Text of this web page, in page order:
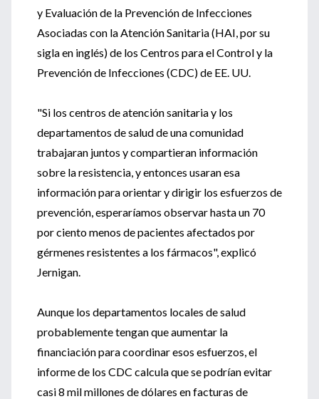
y Evaluación de la Prevención de Infecciones
Asociadas con la Atención Sanitaria (HAI, por su
sigla en inglés) de los Centros para el Control y la
Prevención de Infecciones (CDC) de EE. UU.
"Si los centros de atención sanitaria y los
departamentos de salud de una comunidad
trabajaran juntos y compartieran información
sobre la resistencia, y entonces usaran esa
información para orientar y dirigir los esfuerzos de
prevención, esperaríamos observar hasta un 70
por ciento menos de pacientes afectados por
gérmenes resistentes a los fármacos", explicó
Jernigan.
Aunque los departamentos locales de salud
probablemente tengan que aumentar la
financiación para coordinar esos esfuerzos, el
informe de los CDC calcula que se podrían evitar
casi 8 mil millones de dólares en facturas de